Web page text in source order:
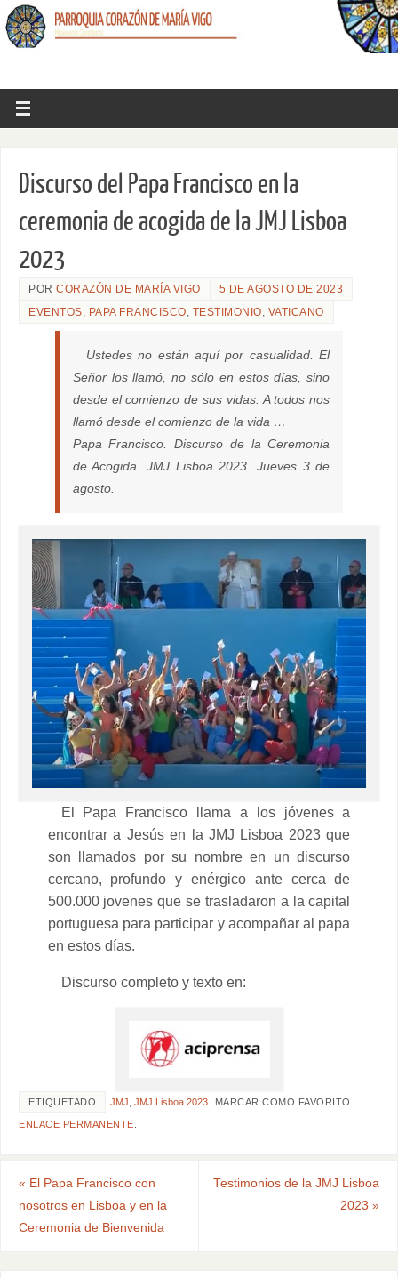
Discurso del Papa Francisco en la
ceremonia de acogida de la JMJ Lisboa
2023
PORCORAZÓN DE MARÍA VIGO
5 DE AGOSTO DE 2023
EVENTOS, PAPA FRANCISCO, TESTIMONIO, VATICANO
Ustedes no están aquí por casualidad. El
Señor los llamó, no sólo en estos días, sino
desde el comienzo de sus vidas. A todos nos
llamó desde el comienzo de la vida …
Papa Francisco. Discurso de la Ceremonia
de Acogida. JMJ Lisboa 2023. Jueves 3 de
agosto.
El Papa Francisco llama a los jóvenes a
encontrar a Jesús en la JMJ Lisboa 2023 que
son llamados por su nombre en un discurso
cercano, profundo y enérgico ante cerca de
500.000 jovenes que se trasladaron a la capital
portuguesa para participar y acompañar al papa
en estos días.
Discurso completo y texto en:
ETIQUETADO JMJ ,JMJ Lisboa 2023 MARCAR COMO FAVORITO
ENLACE PERMANENTE
« El Papa Francisco con
nosotros en Lisboa y en la
Ceremonia de Bienvenida
Testimonios de la JMJ Lisboa
2023 »